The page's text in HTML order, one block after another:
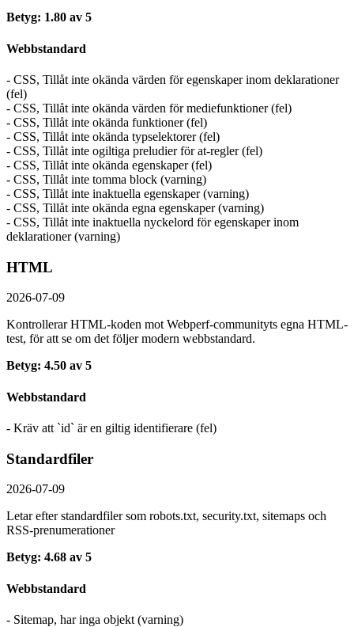
Betyg: 1.80 av 5
Webbstandard
- CSS, Tillåt inte okända värden för egenskaper inom deklarationer
(fel)
- CSS, Tillåt inte okända värden för mediefunktioner (fel)
- CSS, Tillåt inte okända funktioner (fel)
- CSS, Tillåt inte okända typselektorer (fel)
- CSS, Tillåt inte ogiltiga preludier för at-regler (fel)
- CSS, Tillåt inte okända egenskaper (fel)
- CSS, Tillåt inte tomma block (varning)
- CSS, Tillåt inte inaktuella egenskaper (varning)
- CSS, Tillåt inte okända egna egenskaper (varning)
- CSS, Tillåt inte inaktuella nyckelord för egenskaper inom
deklarationer (varning)
HTML
2026-07-09
Kontrollerar HTML-koden mot Webperf-communityts egna HTML-
test, för att se om det följer modern webbstandard.
Betyg: 4.50 av 5
Webbstandard
- Kräv att `id` är en giltig identifierare (fel)
Standardfiler
2026-07-09
Letar efter standardfiler som robots.txt, security.txt, sitemaps och
RSS-prenumerationer
Betyg: 4.68 av 5
Webbstandard
- Sitemap, har inga objekt (varning)